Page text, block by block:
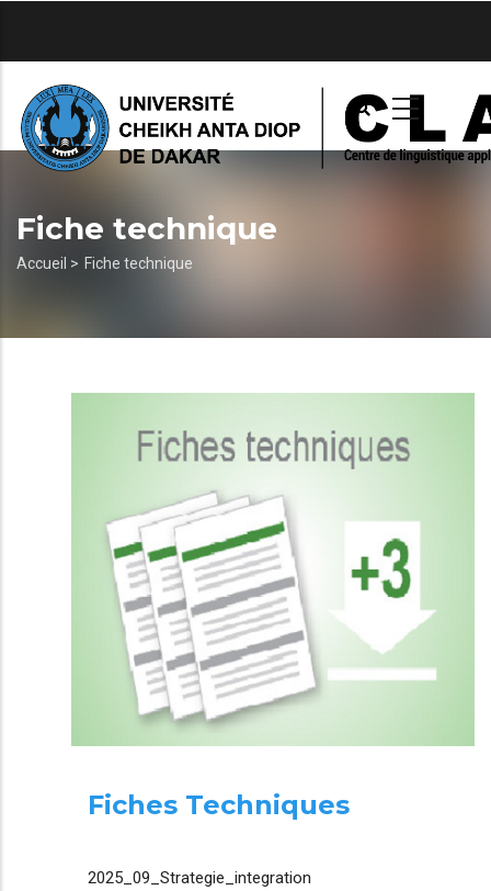
principal
Fiche technique
Fil
Accueil > Fiche technique
Fiches Techniques
2025_09_Strategie_integration